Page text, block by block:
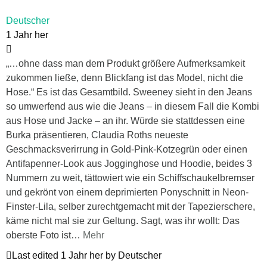
Deutscher
1 Jahr her
„…ohne dass man dem Produkt größere Aufmerksamkeit
zukommen ließe, denn Blickfang ist das Model, nicht die
Hose.“ Es ist das Gesamtbild. Sweeney sieht in den Jeans
so umwerfend aus wie die Jeans – in diesem Fall die Kombi
aus Hose und Jacke – an ihr. Würde sie stattdessen eine
Burka präsentieren, Claudia Roths neueste
Geschmacksverirrung in Gold-Pink-Kotzegrün oder einen
Antifapenner-Look aus Jogginghose und Hoodie, beides 3
Nummern zu weit, tättowiert wie ein Schiffschaukelbremser
und gekrönt von einem deprimierten Ponyschnitt in Neon-
Finster-Lila, selber zurechtgemacht mit der Tapezierschere,
käme nicht mal sie zur Geltung. Sagt, was ihr wollt: Das
oberste Foto ist… Mehr
Last edited 1 Jahr her by Deutscher